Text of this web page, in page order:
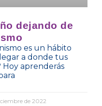
dejando de
es un hábito
a donde tus
aprenderás
de 2022